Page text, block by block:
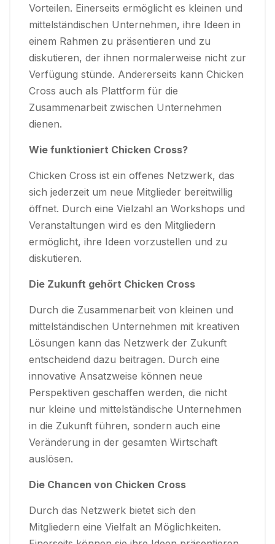
Vorteilen. Einerseits ermöglicht es kleinen und
mittelständischen Unternehmen, ihre Ideen in
einem Rahmen zu präsentieren und zu
diskutieren, der ihnen normalerweise nicht zur
Verfügung stünde. Andererseits kann Chicken
Cross auch als Plattform für die
Zusammenarbeit zwischen Unternehmen
dienen.
Wie funktioniert Chicken Cross?
Chicken Cross ist ein offenes Netzwerk, das
sich jederzeit um neue Mitglieder bereitwillig
öffnet. Durch eine Vielzahl an Workshops und
Veranstaltungen wird es den Mitgliedern
ermöglicht, ihre Ideen vorzustellen und zu
diskutieren.
Die Zukunft gehört Chicken Cross
Durch die Zusammenarbeit von kleinen und
mittelständischen Unternehmen mit kreativen
Lösungen kann das Netzwerk der Zukunft
entscheidend dazu beitragen. Durch eine
innovative Ansatzweise können neue
Perspektiven geschaffen werden, die nicht
nur kleine und mittelständische Unternehmen
in die Zukunft führen, sondern auch eine
Veränderung in der gesamten Wirtschaft
auslösen.
Die Chancen von Chicken Cross
Durch das Netzwerk bietet sich den
Mitgliedern eine Vielfalt an Möglichkeiten.